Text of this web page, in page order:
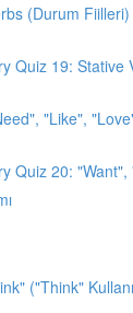
(Durum
Quiz 19: Stative
"Like",
Quiz 20:
("Think"